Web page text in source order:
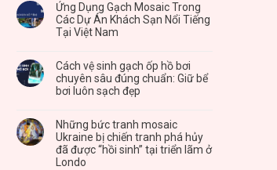
Ứng Dụng Gạch Mosaic Trong
Các Dự Án Khách Sạn Nổi Tiếng
Tại Việt Nam
Cách vệ sinh gạch ốp hồ bơi
chuyên sâu đúng chuẩn: Giữ bể
bơi luôn sạch đẹp
Những bức tranh mosaic
Ukraine bị chiến tranh phá hủy
đã được “hồi sinh” tại triển lãm ở
Londo